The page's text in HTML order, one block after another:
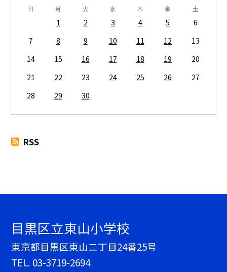
日 月 火 水 木 金 土
1 2 3 4 5
6
7
8 9 10 11 12
13
14
15 16 17 18 19
20
21
22 23 24 25 26
27
28
29 30
RSS
目黒区立東山小学校
東京都目黒区東山二丁目24番25号
TEL. 03-3719-2694